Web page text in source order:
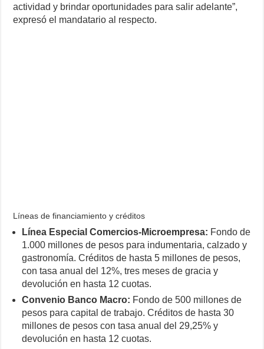
actividad y brindar oportunidades para salir adelante”,
expresó el mandatario al respecto.
Líneas de financiamiento y créditos
Línea Especial Comercios-Microempresa: Fondo de
1.000 millones de pesos para indumentaria, calzado y
gastronomía. Créditos de hasta 5 millones de pesos,
con tasa anual del 12%, tres meses de gracia y
devolución en hasta 12 cuotas.
Convenio Banco Macro: Fondo de 500 millones de
pesos para capital de trabajo. Créditos de hasta 30
millones de pesos con tasa anual del 29,25% y
devolución en hasta 12 cuotas.